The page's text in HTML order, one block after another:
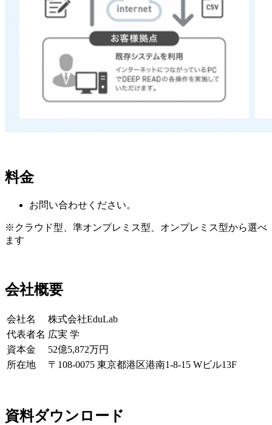
料金
お問い合わせください。
※クラウド型、準オンプレミス型、オンプレミス型から選べ
ます
会社概要
会社名
株式会社EduLab
代表者名 広実 学
資本金
52億5,872万円
所在地
〒108-0075 東京都港区港南1-8-15 Wビル13F
資料ダウンロード